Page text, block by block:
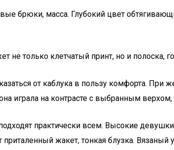
брюки, масса. Глубокий цвет
не только клетчатый принт, но и полоска,
от каблука в пользу комфорта. При
играла на контрасте с выбранным верхом,
практически всем. Высокие
жакет, тонкая блузка.